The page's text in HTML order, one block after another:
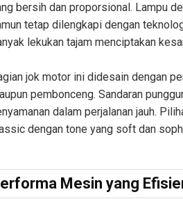
bersih dan proporsional. Lampu
tetap dilengkapi dengan
lekukan tajam menciptakan
jok motor ini didesain dengan
pembonceng. Sandaran
dalam perjalanan jauh.
dengan tone yang soft dan
Mesin yang